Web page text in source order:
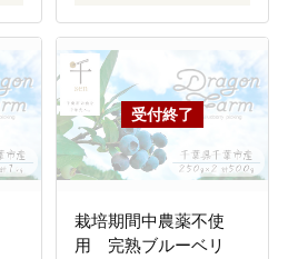
栽培期間中農薬不使
用 完熟ブルーベリ